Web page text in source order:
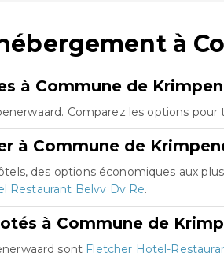
à
à Commune de
Comparez les options
à Commune de
des options économiques aux
Restaurant Belvv Dv Re.
à Commune de
sont Fletcher Hotel-